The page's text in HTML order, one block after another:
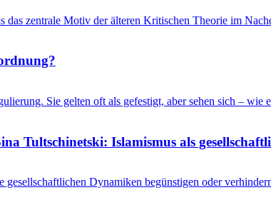
zentrale Motiv der älteren Kritischen Theorie im
Sie gelten oft als gefestigt, aber sehen sich –
Tultschinetski: Islamismus als
Dynamiken begünstigen oder